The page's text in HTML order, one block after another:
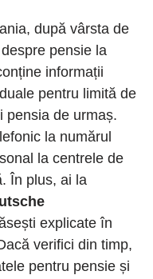
după vârsta de
pensie la
informații
pentru limită de
pensia de urmaș.
la numărul
la centrele de
În plus, ai la
explicate în
verifici din timp,
pentru pensie și